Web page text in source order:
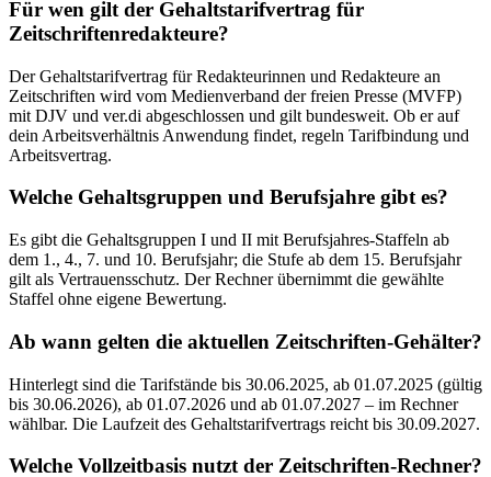
Für wen gilt der Gehaltstarifvertrag für
Zeitschriftenredakteure?
Der Gehaltstarifvertrag für Redakteurinnen und Redakteure an
Zeitschriften wird vom Medienverband der freien Presse (MVFP)
mit DJV und ver.di abgeschlossen und gilt bundesweit. Ob er auf
dein Arbeitsverhältnis Anwendung findet, regeln Tarifbindung und
Arbeitsvertrag.
Welche Gehaltsgruppen und Berufsjahre gibt es?
Es gibt die Gehaltsgruppen I und II mit Berufsjahres-Staffeln ab
dem 1., 4., 7. und 10. Berufsjahr; die Stufe ab dem 15. Berufsjahr
gilt als Vertrauensschutz. Der Rechner übernimmt die gewählte
Staffel ohne eigene Bewertung.
Ab wann gelten die aktuellen Zeitschriften-Gehälter?
Hinterlegt sind die Tarifstände bis 30.06.2025, ab 01.07.2025 (gültig
bis 30.06.2026), ab 01.07.2026 und ab 01.07.2027 – im Rechner
wählbar. Die Laufzeit des Gehaltstarifvertrags reicht bis 30.09.2027.
Welche Vollzeitbasis nutzt der Zeitschriften-Rechner?